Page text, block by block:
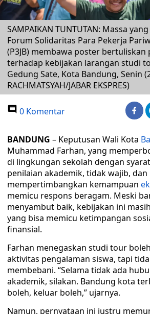
SAMPAIKAN TUNTUTAN: Massa
Forum Solidaritas Para Pekerja
(P3JB) membawa poster bertuliskan
terhadap kebijakan larangan studi
Gedung Sate, Kota Bandung, Senin
RACHMATSYAH/JABAR EKSPRES)
0 Komentar
BANDUNG – Keputusan Wali Kota
Muhammad Farhan, yang
di lingkungan sekolah dengan
penilaian akademik, tidak wajib, dan
mempertimbangkan kemampuan
memicu respons beragam. Meski
menyambut baik, kebijakan ini
yang bisa memicu ketimpangan
finansial.
Farhan menegaskan studi tour
aktivitas pengalaman siswa, tapi
membebani. “Selama tidak ada
akademik, silakan. Bandung kota
boleh, keluar boleh,” ujarnya.
Namun, pernyataan ini justru